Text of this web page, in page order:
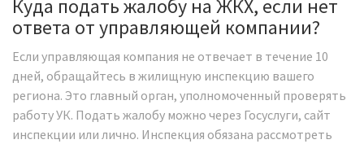
Куда подать жалобу на ЖКХ, если нет
ответа от управляющей компании?
Если управляющая компания не отвечает в течение 10
дней, обращайтесь в жилищную инспекцию вашего
региона. Это главный орган, уполномоченный проверять
работу УК. Подать жалобу можно через Госуслуги, сайт
инспекции или лично. Инспекция обязана рассмотреть